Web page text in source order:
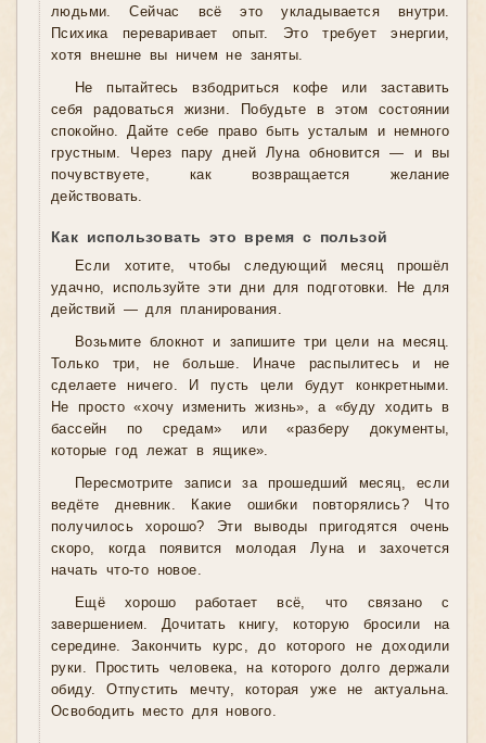
людьми. Сейчас всё это укладывается внутри.
Психика переваривает опыт. Это требует энергии,
хотя внешне вы ничем не заняты.
Не пытайтесь взбодриться кофе или заставить
себя радоваться жизни. Побудьте в этом состоянии
спокойно. Дайте себе право быть усталым и немного
грустным. Через пару дней Луна обновится — и вы
почувствуете, как возвращается желание
действовать.
Как использовать это время с пользой
Если хотите, чтобы следующий месяц прошёл
удачно, используйте эти дни для подготовки. Не для
действий — для планирования.
Возьмите блокнот и запишите три цели на месяц.
Только три, не больше. Иначе распылитесь и не
сделаете ничего. И пусть цели будут конкретными.
Не просто «хочу изменить жизнь», а «буду ходить в
бассейн по средам» или «разберу документы,
которые год лежат в ящике».
Пересмотрите записи за прошедший месяц, если
ведёте дневник. Какие ошибки повторялись? Что
получилось хорошо? Эти выводы пригодятся очень
скоро, когда появится молодая Луна и захочется
начать что-то новое.
Ещё хорошо работает всё, что связано с
завершением. Дочитать книгу, которую бросили на
середине. Закончить курс, до которого не доходили
руки. Простить человека, на которого долго держали
обиду. Отпустить мечту, которая уже не актуальна.
Освободить место для нового.